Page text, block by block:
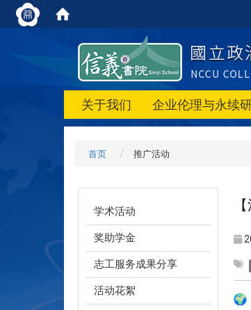
关于我们 企业伦理与永续
首页 推广活动
学术活动
奖助学金
志工服务成果分享
活动花絮